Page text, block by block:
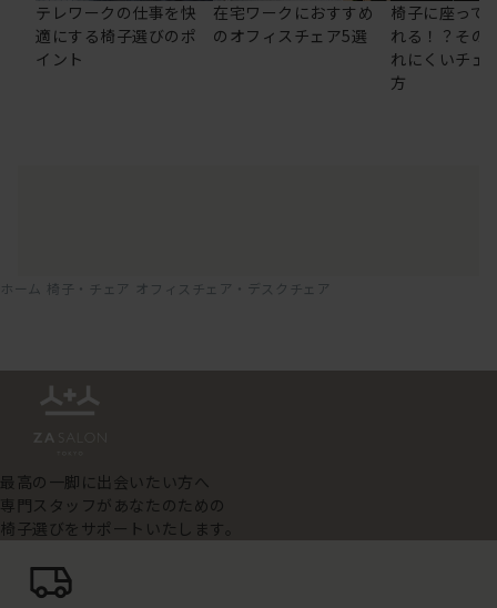
テレワークの仕事を快
適にする椅子選びのポ
イント
在宅ワークにおすすめ
のオフィスチェア5選
椅子に座って
れる！？その
れにくいチェ
方
ホーム 椅子・チェア オフィスチェア・デスクチェア
最高の一脚に出会いたい方へ
専門スタッフがあなたのための
椅子選びをサポートいたします。